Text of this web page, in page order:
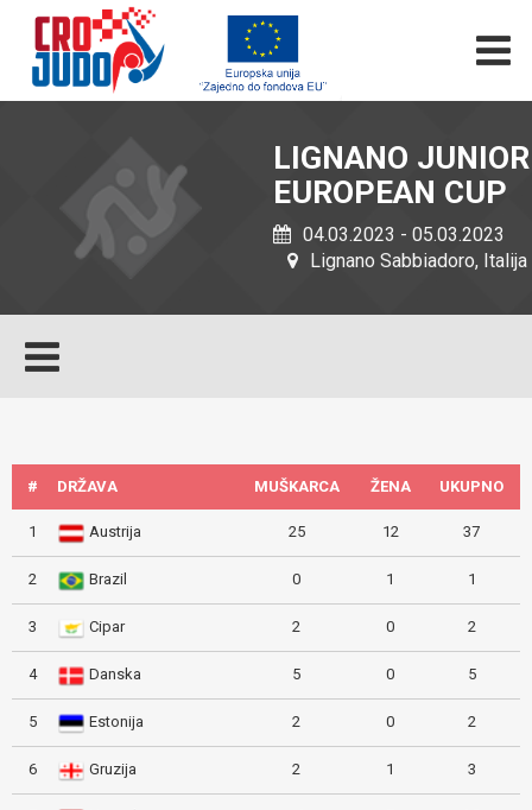
LIGNANO JUNIOR
EUROPEAN CUP
04.03.2023 - 05.03.2023
Lignano Sabbiadoro, Italija
# DRŽAVA MUŠKARCA ŽENA UKUPNO
1 Austrija 25 12 37
2 Brazil 0 1 1
3 Cipar 2 0 2
4 Danska 5 0 5
5 Estonija 2 0 2
6 Gruzija 2 1 3